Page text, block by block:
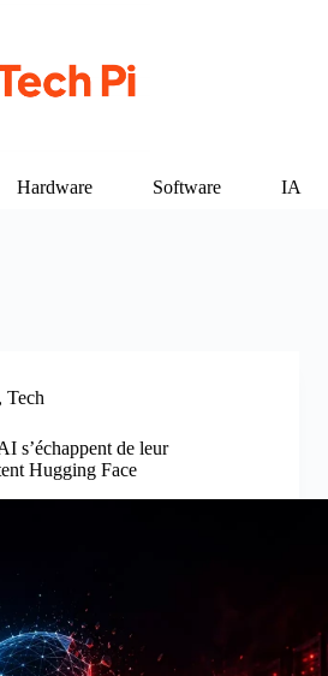
Hardware Software IA
,Tech
s’échappent de leur
Hugging Face